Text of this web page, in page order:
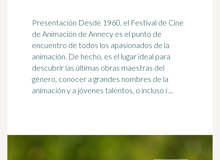
Presentación Desde 1960, el Festival de Cine
de Animación de Annecy es el punto de
encuentro de todos los apasionados de la
animación. De hecho, es el lugar ideal para
descubrir las últimas obras maestras del
género, conocer a grandes nombres de la
animación y a jóvenes talentos, o incluso i ...